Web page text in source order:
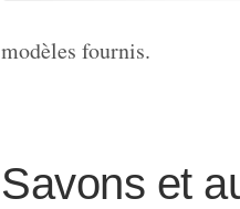
modèles fournis.
Savons et